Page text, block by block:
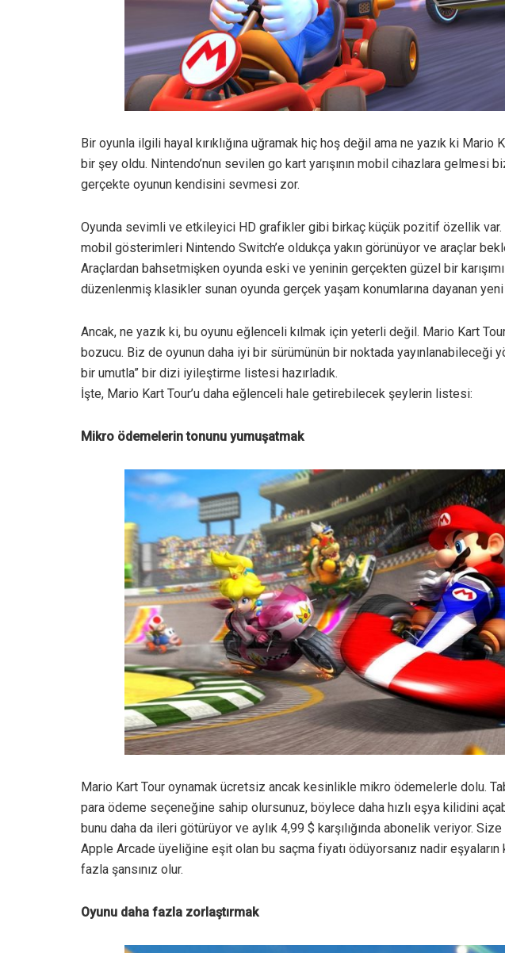
Bir oyunla ilgili hayal kırıklığına uğramak hiç hoş değil ama ne yazık ki Mario
bir şey oldu. Nintendo’nun sevilen go kart yarışının mobil cihazlara gelmesi
gerçekte oyunun kendisini sevmesi zor.
Oyunda sevimli ve etkileyici HD grafikler gibi birkaç küçük pozitif özellik
mobil gösterimleri Nintendo Switch’e oldukça yakın görünüyor ve araçlar
Araçlardan bahsetmişken oyunda eski ve yeninin gerçekten güzel bir
düzenlenmiş klasikler sunan oyunda gerçek yaşam konumlarına dayanan
Ancak, ne yazık ki, bu oyunu eğlenceli kılmak için yeterli değil. Mario Kart
bozucu. Biz de oyunun daha iyi bir sürümünün bir noktada yayınlanabileceği
bir umutla” bir dizi iyileştirme listesi hazırladık.
İşte, Mario Kart Tour’u daha eğlenceli hale getirebilecek şeylerin listesi:
Mikro ödemelerin tonunu yumuşatmak
Mario Kart Tour oynamak ücretsiz ancak kesinlikle mikro ödemelerle dolu.
para ödeme seçeneğine sahip olursunuz, böylece daha hızlı eşya kilidini
bunu daha da ileri götürüyor ve aylık 4,99 $ karşılığında abonelik veriyor.
Apple Arcade üyeliğine eşit olan bu saçma fiyatı ödüyorsanız nadir
fazla şansınız olur.
Oyunu daha fazla zorlaştırmak